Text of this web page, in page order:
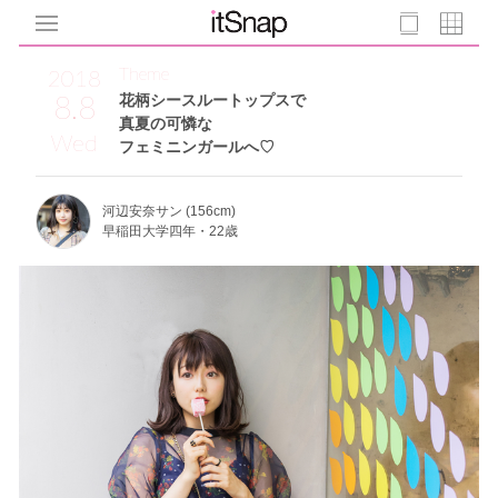
2018
8.8
Wed
花柄シースルートップスで
真夏の可憐な
フェミニンガールへ♡
Theme
河辺安奈サン (156cm)
早稲田大学四年・22歳